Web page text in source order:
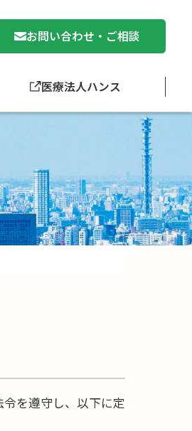
お問い合わせ・ご相談
医療法人ハンス
を遵守し、以下に定